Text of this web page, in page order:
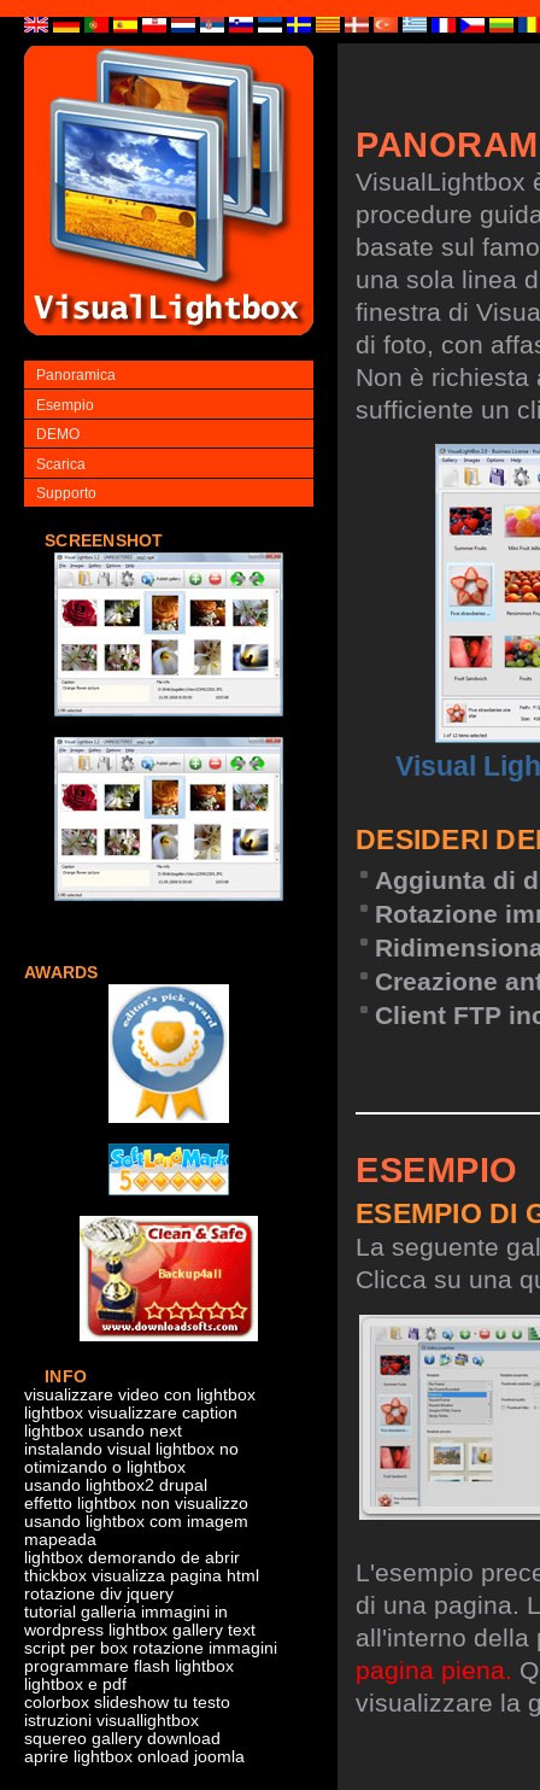
Panoramica
Esempio
DEMO
Scarica
Supporto
SCREENSHOT
AWARDS
INFO
visualizzare video con lightbox
lightbox visualizzare caption
lightbox usando next
instalando visual lightbox no
otimizando o lightbox
usando lightbox2 drupal
effetto lightbox non visualizzo
usando lightbox com imagem
mapeada
lightbox demorando de abrir
thickbox visualizza pagina html
rotazione div jquery
tutorial galleria immagini in
wordpress lightbox gallery text
script per box rotazione immagini
programmare flash lightbox
lightbox e pdf
colorbox slideshow tu testo
istruzioni visuallightbox
squereo gallery download
aprire lightbox onload joomla
VisualLightbox
procedure
basate sul
una sola linea
finestra di
di foto, con
Non è richiesta
sufficiente un
Visual
DESIDERI
Aggiunta di
Rotazione
Creazione
Client FTP
ESEMPIO
ESEMPIO DI
La seguente
Clicca su una
L'esempio
di una pagina.
all'interno
pagina piena.
visualizzare la